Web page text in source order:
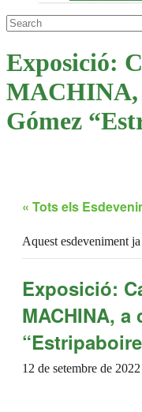
Exposició:
MACHINA,
Gómez
« Tots els
Aquest esdeveniment ja
Exposició:
MACHINA, a
12 de setembre de